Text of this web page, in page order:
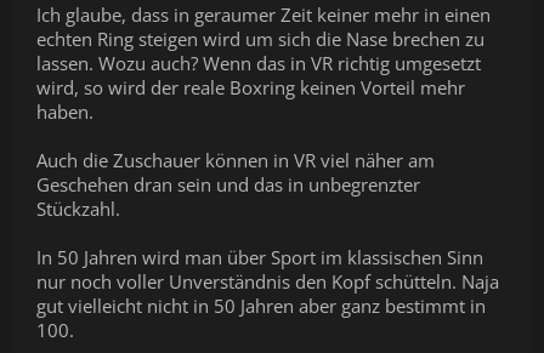
Ich glaube, dass in geraumer Zeit keiner mehr in einen
echten Ring steigen wird um sich die Nase brechen zu
lassen. Wozu auch? Wenn das in VR richtig umgesetzt
wird, so wird der reale Boxring keinen Vorteil mehr
haben.
Auch die Zuschauer können in VR viel näher am
Geschehen dran sein und das in unbegrenzter
Stückzahl.
In 50 Jahren wird man über Sport im klassischen Sinn
nur noch voller Unverständnis den Kopf schütteln. Naja
gut vielleicht nicht in 50 Jahren aber ganz bestimmt in
100.